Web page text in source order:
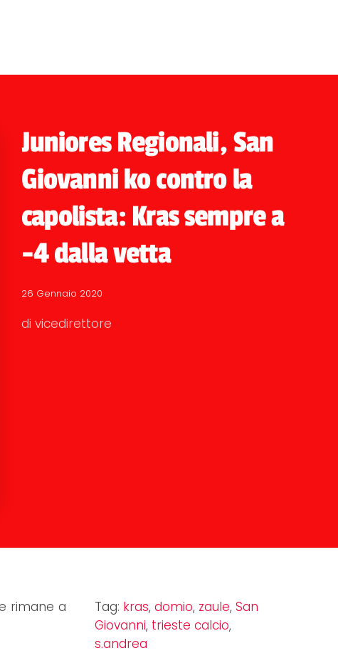
Juniores Regionali, San
Giovanni ko contro la
capolista: Kras sempre a
-4 dalla vetta
26 Gennaio 2020
di vicedirettore
rimane a
Tag: kras, domio, zaule, San
Giovanni, trieste calcio,
s.andrea